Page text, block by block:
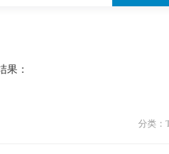
果：
分类：